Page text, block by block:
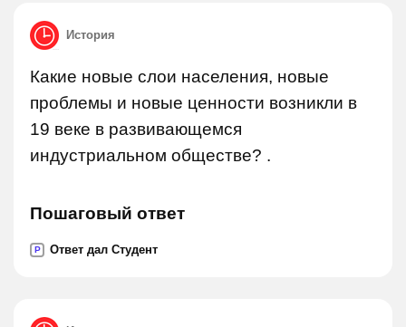
История
Какие новые слои населения, новые
проблемы и новые ценности возникли в
19 веке в развивающемся
индустриальном обществе? .
Пошаговый ответ
P Ответ дал Студент